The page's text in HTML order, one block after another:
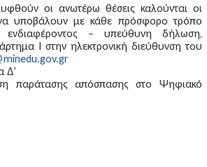
οι ανωτέρω θέσεις καλούνται οι
να υποβάλουν με κάθε πρόσφορο τρόπο
ενδιαφέροντος – υπεύθυνη δήλωση,
Ι στην ηλεκτρονική διεύθυνση του
Δ’
παράτασης απόσπασης στο Ψηφιακό